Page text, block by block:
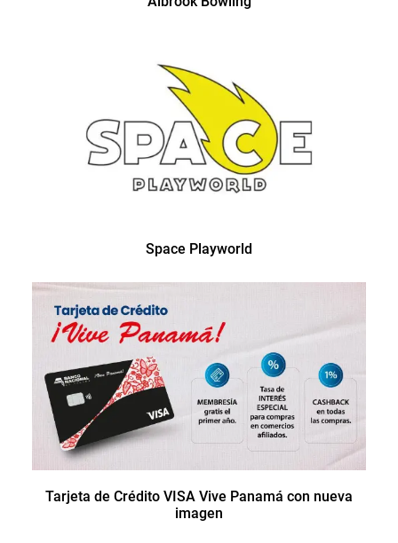
Space Playworld
Tarjeta de Crédito VISA Vive Panamá con nueva
imagen